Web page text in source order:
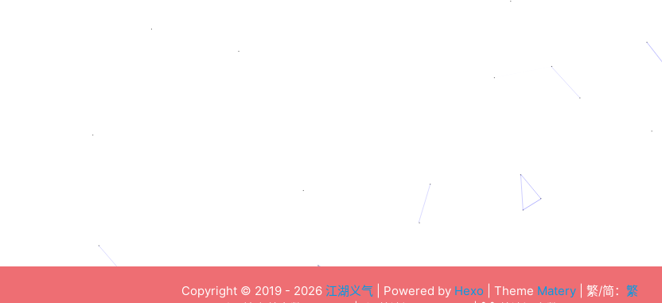
原书作者 taylorotwell 我从这篇文章
Copyright © 2019 - 2026 江湖义气 | Powered by Hexo | Theme Matery | 繁/简：繁